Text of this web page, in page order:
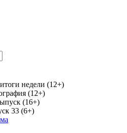
недели (12+)
(12+)
(16+)
33 (6+)